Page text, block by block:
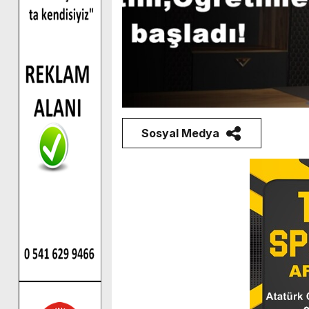
Sosyal Medya